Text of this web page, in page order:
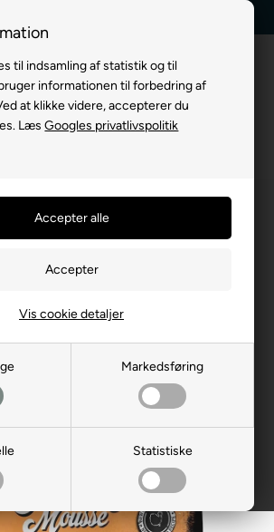
til indsamling af statistik og til
informationen til forbedring af
at klikke videre, accepterer du
LæsGoogles privatlivspolitik
Markedsføring
Statistiske
Vis cookie detaljer